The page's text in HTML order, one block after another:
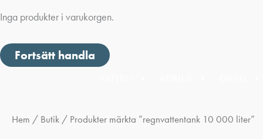
Inga produkter i varukorgen.
Fortsätt handla
Hem / Butik / Produkter märkta ”regnvattentank 10 000 liter”